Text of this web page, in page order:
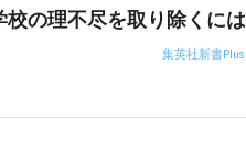
の理不尽を取り除くには
集英社新書Plus